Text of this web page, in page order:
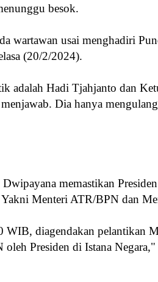
besok.
wartawan usai menghadiri
(20/2/2024).
adalah Hadi Tjahjanto dan
Dia hanya
memastikan
Menteri ATR/BPN dan
diagendakan pelantikan
Presiden di Istana